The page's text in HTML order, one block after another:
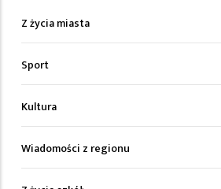
Z życia miasta
Sport
Kultura
Wiadomości z regionu